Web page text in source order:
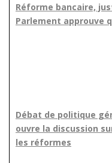
Réforme bancaire,
Parlement approuve
Débat de politique
ouvre la discussion
les réformes